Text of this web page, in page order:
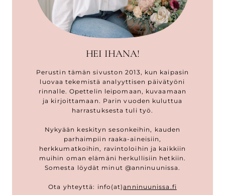
HEI IHANA!
Perustin tämän sivuston 2013, kun kaipasin
luovaa tekemistä analyyttisen päivätyöni
rinnalle. Opettelin leipomaan, kuvaamaan
ja kirjoittamaan. Parin vuoden kuluttua
harrastuksesta tuli työ.
Nykyään keskityn sesonkeihin, kauden
parhaimpiin raaka-aineisiin,
herkkumatkoihin, ravintoloihin ja kaikkiin
muihin oman elämäni herkullisiin hetkiin.
Somesta löydät minut @anninuunissa.
Ota yhteyttä: info(at)anninuunissa.fi